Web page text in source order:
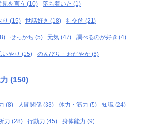
見を言う (10) 落ち着いた (1)
り (15) 世話好き (18) 社交的 (21)
せっかち (5) 元気 (47) 調べるのが好き (4)
いやり (15) のんびり・おだやか (6)
(150)
(8) 人間関係 (33) 体力・筋力 (5) 知識 (24)
力 (28) 行動力 (45) 身体能力 (9)